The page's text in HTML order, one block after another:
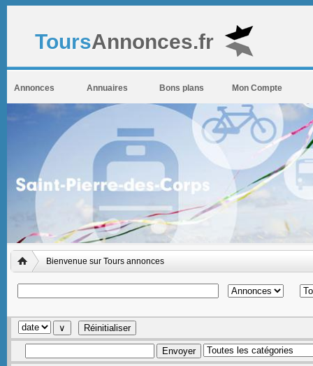
ToursAnnonces.fr
Annonces Annuaires Bons plans Mon Compte
Bienvenue sur Tours annonces